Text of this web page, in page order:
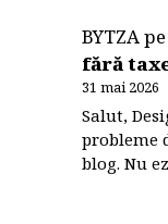
BYTZA
fără
31 mai 2026
Salut,
probleme
blog. Nu